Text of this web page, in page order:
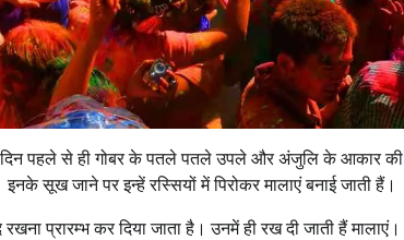
दिन पहले से ही गोबर के पतले पतले उपले और अंजुलि के आकार की
सूख जाने पर इन्हें रस्सियों में पिरोकर मालाएं बनाई जाती हैं।
प्रारम्भ कर दिया जाता है। उनमें ही रख दी जाती हैं मालाएं।